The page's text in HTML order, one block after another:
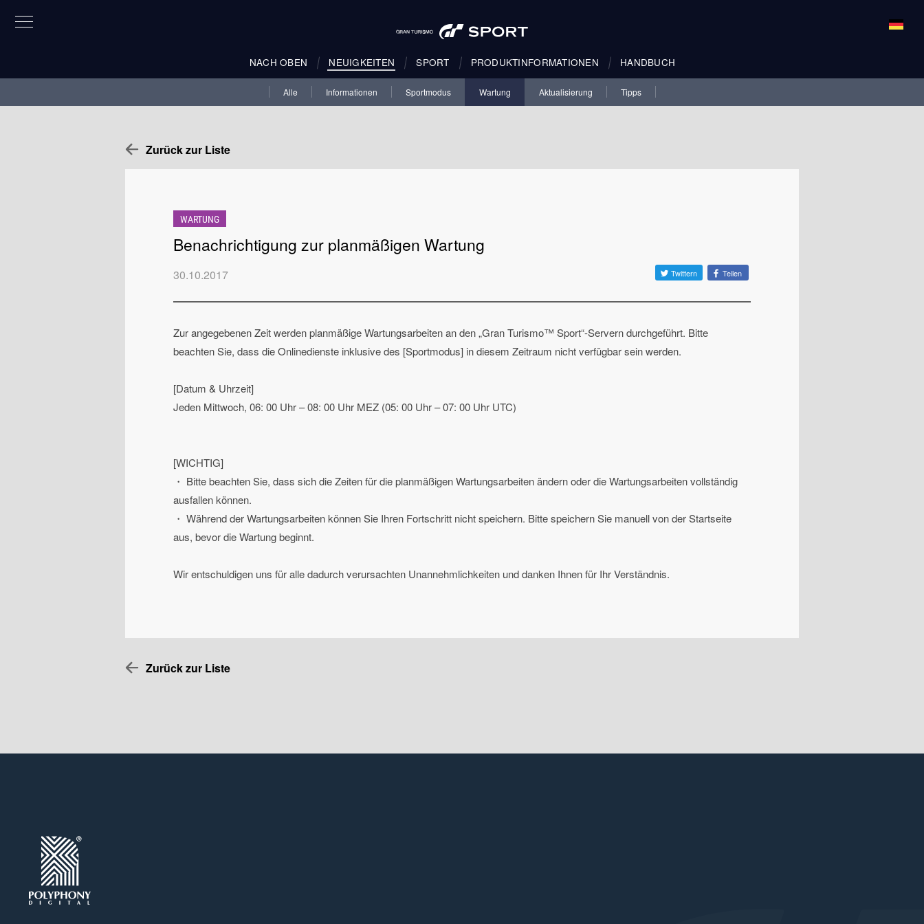
NACH OBEN NEUIGKEITEN SPORT PRODUKTINFORMATIONEN HANDBUCH
Alle Informationen Sportmodus Wartung Aktualisierung Tipps
Zurück zur Liste
WARTUNG
Benachrichtigung zur planmäßigen Wartung
30.10.2017 Twittern Teilen
Zur angegebenen Zeit werden planmäßige Wartungsarbeiten an den „Gran Turismo™ Sport“-Servern durchgeführt. Bitte
beachten Sie, dass die Onlinedienste inklusive des [Sportmodus] in diesem Zeitraum nicht verfügbar sein werden.
[Datum & Uhrzeit]
Jeden Mittwoch, 06: 00 Uhr – 08: 00 Uhr MEZ (05: 00 Uhr – 07: 00 Uhr UTC)
[WICHTIG]
・ Bitte beachten Sie, dass sich die Zeiten für die planmäßigen Wartungsarbeiten ändern oder die Wartungsarbeiten vollständig
ausfallen können.
・ Während der Wartungsarbeiten können Sie Ihren Fortschritt nicht speichern. Bitte speichern Sie manuell von der Startseite
aus, bevor die Wartung beginnt.
Wir entschuldigen uns für alle dadurch verursachten Unannehmlichkeiten und danken Ihnen für Ihr Verständnis.
Zurück zur Liste